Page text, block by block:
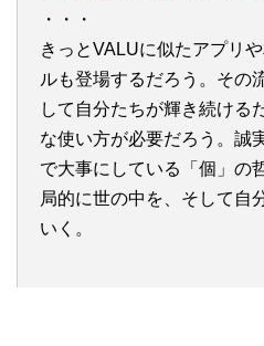
・・・
きっとVALUに似たアプリ
ルも登場するだろう。その
して自分たちが輝き続ける
な使い方が必要だろう。誠
で大事にしている「個」の
局的に世の中を、そして自
いく。